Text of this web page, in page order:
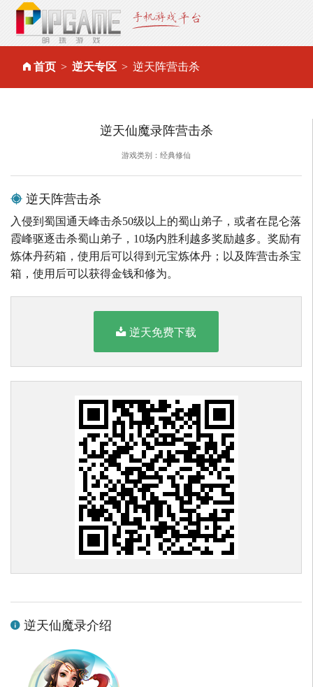
首页 逆天专区 逆天阵营击杀
逆天仙魔录阵营击杀
游戏类别：经典修仙
逆天阵营击杀
入侵到蜀国通天峰击杀50级以上的蜀山弟子，或者在昆仑落
霞峰驱逐击杀蜀山弟子，10场内胜利越多奖励越多。奖励有
炼体丹药箱，使用后可以得到元宝炼体丹；以及阵营击杀宝
箱，使用后可以获得金钱和修为。
逆天免费下载
逆天仙魔录介绍